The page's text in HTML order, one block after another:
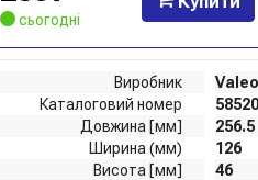
сьогодні
Виробник Valeo
Каталоговий номер
Довжина [мм]
256.5
Ширина (мм)
126
Висота [мм]
46